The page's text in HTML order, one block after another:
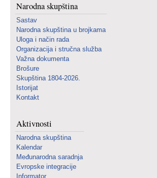
Narodna skupština
Sastav
Narodna skupština u brojkama
Uloga i način rada
Organizacija i stručna služba
Važna dokumenta
Brošure
Skupština 1804-2026.
Istorijat
Kontakt
Aktivnosti
Narodna skupština
Kalendar
Međunarodna saradnja
Evropske integracije
Informator